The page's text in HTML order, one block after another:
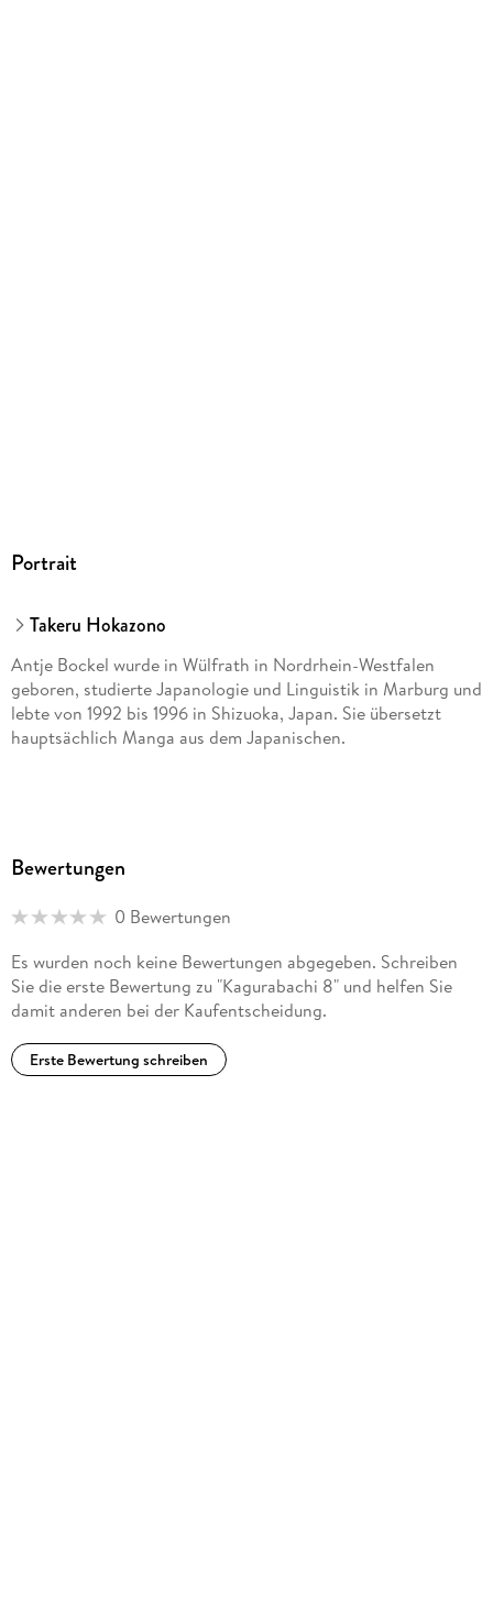
Portrait
Takeru Hokazono
Antje Bockel wurde in Wülfrath in Nordrhein-Westfalen
geboren, studierte Japanologie und Linguistik in Marburg und
lebte von 1992 bis 1996 in Shizuoka, Japan. Sie übersetzt
hauptsächlich Manga aus dem Japanischen.
Bewertungen
0 Bewertungen
Es wurden noch keine Bewertungen abgegeben. Schreiben
Sie die erste Bewertung zu "Kagurabachi 8" und helfen Sie
damit anderen bei der Kaufentscheidung.
Erste Bewertung schreiben